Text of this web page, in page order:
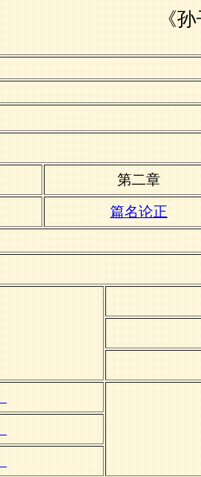
《
第二章
篇名论正